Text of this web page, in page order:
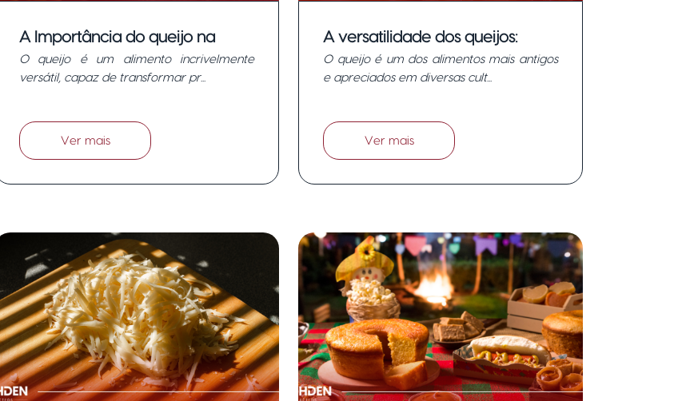
A Importância do queijo na
dieta e seus benefícios.
O queijo é um alimento incrivelmente
versátil, capaz de transformar pr...
Ver mais
A versatilidade dos queijos:
como Incorporá-los em diversos
pratos?
O queijo é um dos alimentos mais antigos
e apreciados em diversas cult...
Ver mais